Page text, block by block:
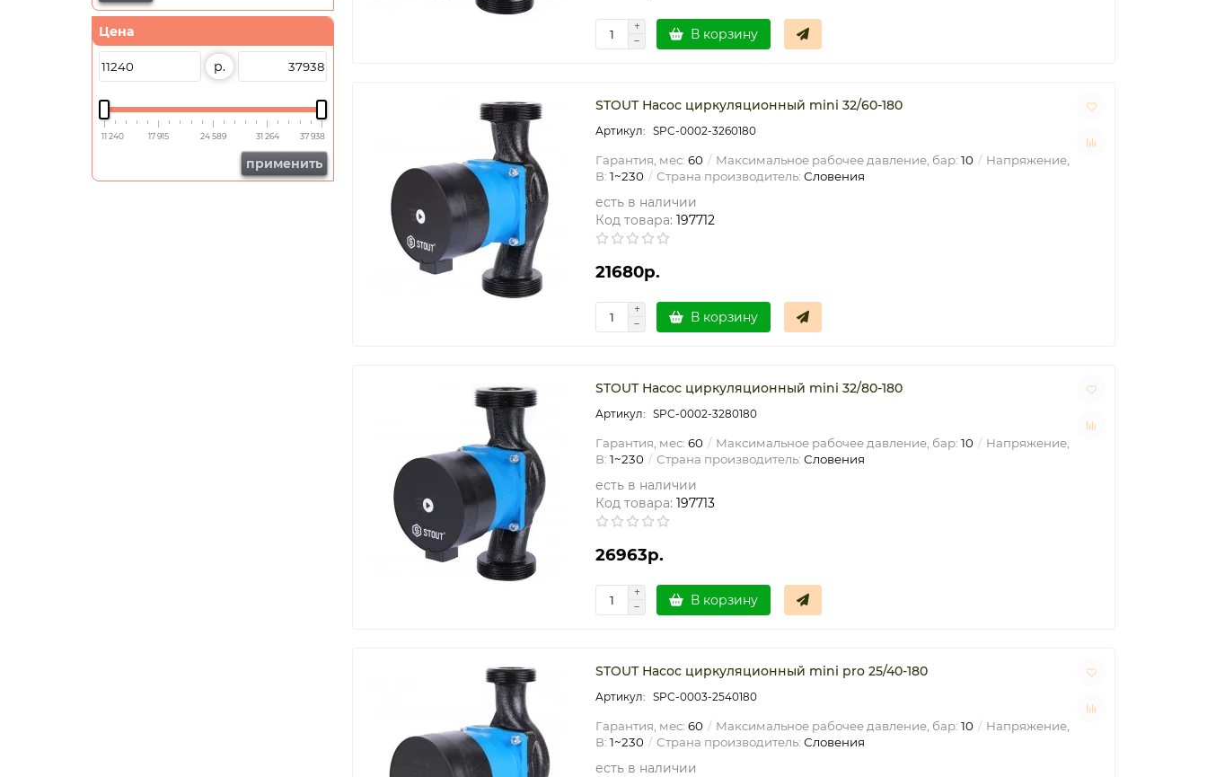
Цена
р.
11 240 17 915 24 589 31 264 37 938
применить
В корзину
STOUT Насос циркуляционный mini 32/60-180
SPC-0002-3260180
Гарантия, мес: 60 Максимальное рабочее давление, бар: 10
Напряжение,
В: 1~230 Страна производитель: Словения
есть в наличии
Код товара: 197712
21680р.
В корзину
STOUT Насос циркуляционный mini 32/80-180
SPC-0002-3280180
Гарантия, мес: 60 Максимальное рабочее давление, бар: 10
Напряжение,
В: 1~230 Страна производитель: Словения
есть в наличии
Код товара: 197713
26963р.
В корзину
STOUT Насос циркуляционный mini pro 25/40-180
SPC-0003-2540180
Гарантия, мес: 60 Максимальное рабочее давление, бар: 10
Напряжение,
В: 1~230 Страна производитель: Словения
есть в наличии